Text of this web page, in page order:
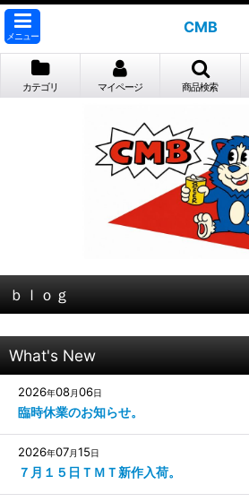
メニュー
CMB
カテゴリ マイページ 商品検索
ｂｌｏｇ
What's New
2026年08月06日
臨時休業のお知らせ。
2026年07月15日
７月１５日ＴＭＴ新作入荷。